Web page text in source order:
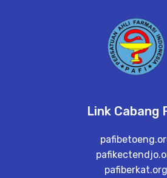
Link Cabang
pafiberkat.org